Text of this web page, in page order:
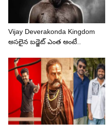
Vijay Deverakonda Kingdom
అసలైన బడ్జెట్ ఎంత అంటే..